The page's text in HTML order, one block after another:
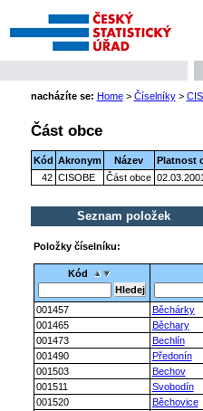
nacházíte se: Home> Číselníky>
Část obce
Kód Akronym Název Platnost
42 CISOBE Část obce 02.03.2001
Seznam položek
Položky číselníku:
Kód
001457
Běchárky
001465
Běchary
001473
Bechlín
001490
Předonín
001503
Bechov
001511
Svobodín
001520
Běchovice